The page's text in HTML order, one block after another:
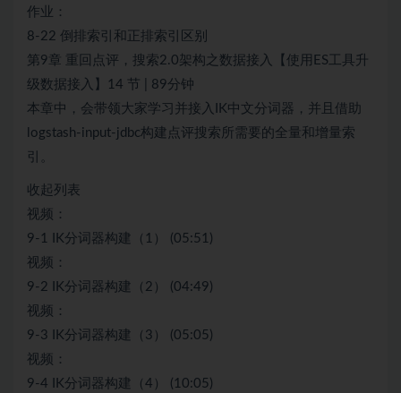
作业：
8-22 倒排索引和正排索引区别
第9章 重回点评，搜索2.0架构之数据接入【使用ES工具升
级数据接入】14 节 | 89分钟
本章中，会带领大家学习并接入IK中文分词器，并且借助
logstash-input-jdbc构建点评搜索所需要的全量和增量索
引。
收起列表
视频：
9-1 IK分词器构建（1） (05:51)
视频：
9-2 IK分词器构建（2） (04:49)
视频：
9-3 IK分词器构建（3） (05:05)
视频：
9-4 IK分词器构建（4） (10:05)